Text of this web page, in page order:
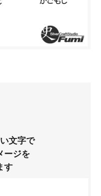
文字で
ージを
す